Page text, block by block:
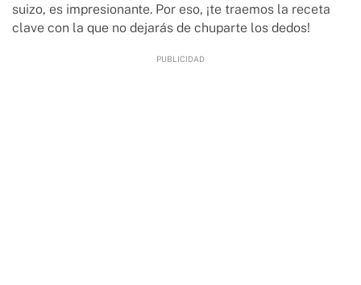
suizo, es impresionante. Por eso, ¡te traemos la receta
clave con la que no dejarás de chuparte los dedos!